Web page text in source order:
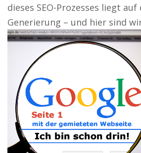
dieses SEO-Prozesses liegt auf
Generierung – und hier sind